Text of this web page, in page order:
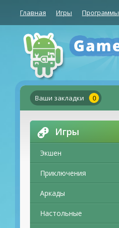
Главная Игры Программы
Ваши закладки 0
Игры
Экшен
Приключения
Аркады
Настольные